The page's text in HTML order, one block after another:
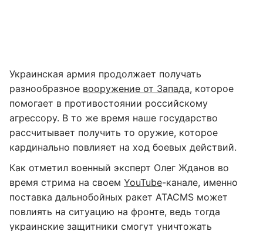
Украинская армия продолжает получать
разнообразное вооружение от Запада, которое
помогает в противостоянии российскому
агрессору. В то же время наше государство
рассчитывает получить то оружие, которое
кардинально повлияет на ход боевых действий.
Как отметил военный эксперт Олег Жданов во
время стрима на своем YouTube-канале, именно
поставка дальнобойных ракет ATACMS может
повлиять на ситуацию на фронте, ведь тогда
украинские защитники смогут уничтожать